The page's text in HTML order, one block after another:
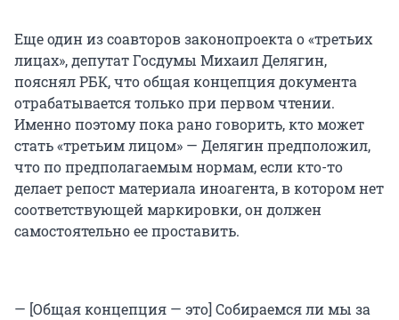
Еще один из соавторов законопроекта о «третьих
лицах», депутат Госдумы Михаил Делягин,
пояснял РБК, что общая концепция документа
отрабатывается только при первом чтении.
Именно поэтому пока рано говорить, кто может
стать «третьим лицом» — Делягин предположил,
что по предполагаемым нормам, если кто-то
делает репост материала иноагента, в котором нет
соответствующей маркировки, он должен
самостоятельно ее проставить.
— [Общая концепция — это] Собираемся ли мы за